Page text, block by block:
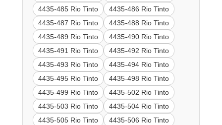
4435-485 Rio Tinto
4435-486 Rio Tinto
4435-487 Rio Tinto
4435-488 Rio Tinto
4435-489 Rio Tinto
4435-490 Rio Tinto
4435-491 Rio Tinto
4435-492 Rio Tinto
4435-493 Rio Tinto
4435-494 Rio Tinto
4435-495 Rio Tinto
4435-498 Rio Tinto
4435-499 Rio Tinto
4435-502 Rio Tinto
4435-503 Rio Tinto
4435-504 Rio Tinto
4435-505 Rio Tinto
4435-506 Rio Tinto